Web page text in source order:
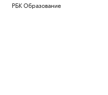
РБК Образование